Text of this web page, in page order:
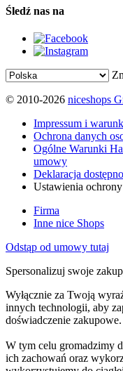
Śledź nas na
© 2010-2026 niceshops
Impressum i
Ochrona danych
Ogólne Warunki
umowy
Deklaracja
Ustawienia
Firma
Inne nice Shops
Odstąp od umowy tutaj
Spersonalizuj swoje
Wyłącznie za Twoją
innych technologii, aby
doświadczenie zakupowe.
W tym celu gromadzimy
ich zachowań oraz